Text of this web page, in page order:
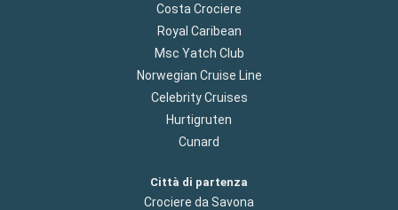
Costa Crociere
Royal Caribean
Msc Yatch Club
Norwegian Cruise Line
Celebrity Cruises
Hurtigruten
Cunard
Città di partenza
Crociere da Savona